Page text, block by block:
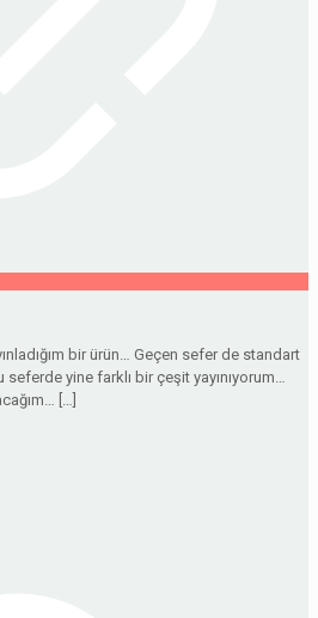
bir ürün… Geçen sefer de standart
seferde yine farklı bir çeşit yayınıyorum…
[…]